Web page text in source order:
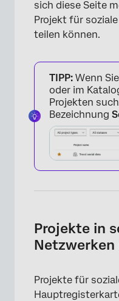
sich diese Seite
Projekt für
teilen können.
TIPP: Wenn
oder im
Projekten
Bezeichnung
Projekte in
Netzwerken
Projekte für